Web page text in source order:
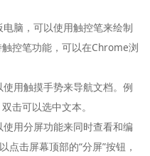
脑，可以使用触控笔来绘制
控笔功能，可以在Chrome浏
用触摸手势来导航文档。例
击可以选中文本。
用分屏功能来同时查看和编
击屏幕顶部的“分屏”按钮，